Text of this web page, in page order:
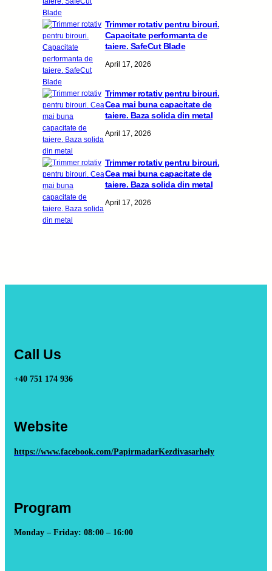
Trimmer rotativ pentru birouri.
Capacitate performanta de
taiere. SafeCut Blade
April 17, 2026
Trimmer rotativ pentru birouri.
Cea mai buna capacitate de
taiere. Baza solida din metal
April 17, 2026
Trimmer rotativ pentru birouri.
Cea mai buna capacitate de
taiere. Baza solida din metal
April 17, 2026
Call Us
+40 751 174 936
Website
https://www.facebook.com/PapirmadarKezdivasarhely
Program
Monday – Friday: 08:00 – 16:00